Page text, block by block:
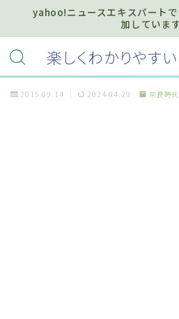
yahoo!ニュースエキスパート
加しています
楽しくわかりやす
MENU
ホーム
2015.09.14 2024.04.29 奈良時代